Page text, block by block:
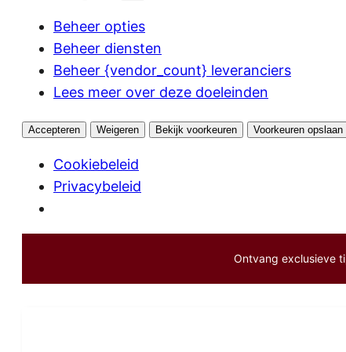
Beheer opties
Beheer diensten
Beheer {vendor_count} leveranciers
Lees meer over deze doeleinden
Accepteren Weigeren Bekijk voorkeuren Voorkeuren opslaan
Cookiebeleid
Privacybeleid
Ontvang exclusieve